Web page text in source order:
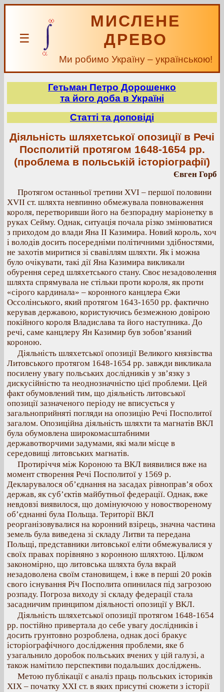
☰
МИСЛЕНЕ
ДРЕВО
Ми робимо Україну – українською!
Гетьман Петро Дорошенко
та його доба в Україні
Статті та доповіді
Діяльність шляхетської опозиції в Речі
Посполитій протягом 1648-1654 рр.
(проблема в польській історіографії)
Євген Горб
Протягом останньої третини XVI – першої половини
XVII ст. шляхта невпинно обмежувала повноваження
короля, перетворивши його на безпорадну маріонетку в
руках Сейму. Однак, ситуація почала різко змінюватися
з приходом до влади Яна ІІ Казимира. Новий король, хоч
і володів досить посередніми політичними здібностями,
не захотів миритися зі свавіллям шляхти. Як і можна
було очікувати, такі дії Яна Казимира викликали
обурення серед шляхетського стану. Своє незадоволення
шляхта спрямувала не стільки проти короля, як проти
«сірого кардинала» – коронного канцлера Єжи
Оссолінського, який протягом 1643-1650 рр. фактично
керував державою, користуючись безмежною довірою
покійного короля Владислава та його наступника. До
речі, саме канцлеру Ян Казимир був зобов’язаний
короною.
Діяльність шляхетської опозиції Великого князівства
Литовського протягом 1648-1654 рр. завжди викликала
посилену увагу польських дослідників у зв’язку з
дискусійністю та неоднозначністю цієї проблеми. Цей
факт обумовлений тим, що діяльність литовської
опозиції зазначеного періоду не вписується у
загальноприйняті погляди на опозицію Речі Посполитої
загалом. Опозиційна діяльність шляхти та магнатів ВКЛ
була обумовлена широкомасштабними
державотворчими задумами, які мали місце в
середовищі литовських магнатів.
Протиріччя між Короною та ВКЛ виявилися вже на
момент створення Речі Посполитої у 1569 р.
Декларувалося об’єднання на засадах рівноправ’я обох
держав, як суб’єктів майбутньої федерації. Однак, вже
невдовзі виявилося, що домінуючою у новоствореному
об’єднанні була Польща. Території ВКЛ
реорганізовувалися на коронний взірець, значна частина
земель була виведена зі складу Литви та передана
Польщі, представники литовської еліти обмежувалися у
своїх правах порівняно з коронною шляхтою. Цілком
закономірно, що литовська шляхта була вкрай
незадоволена своїм становищем, і вже в перші 20 років
свого існування Річ Посполита опинилася під загрозою
розпаду. Погроза виходу зі складу федерації стала
засадничим принципом діяльності опозиції у ВКЛ.
Діяльність шляхетської опозиції протягом 1648-1654
рр. постійно привертала до себе увагу дослідників і
досить грунтовно розроблена, однак досі бракує
історіографічного дослідження проблеми, яке б
узагальнило доробок польських вчених у цій галузі, а
також намітило перспективи подальших досліджень.
Метою публікації є аналіз праць польських істориків
ХІХ – початку ХХІ ст. в яких присутні сюжети з історії